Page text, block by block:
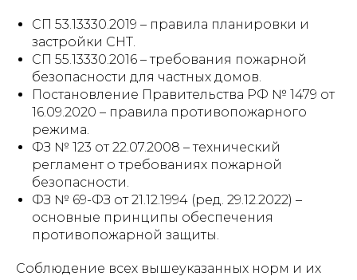
СП 53.13330.2019 – правила планировки и
застройки СНТ.
СП 55.13330.2016 – требования пожарной
безопасности для частных домов.
Постановление Правительства РФ № 1479 от
16.09.2020 – правила противопожарного
режима.
ФЗ № 123 от 22.07.2008 – технический
регламент о требованиях пожарной
безопасности.
ФЗ № 69-ФЗ от 21.12.1994 (ред. 29.12.2022) –
основные принципы обеспечения
противопожарной защиты.
Соблюдение всех вышеуказанных норм и их